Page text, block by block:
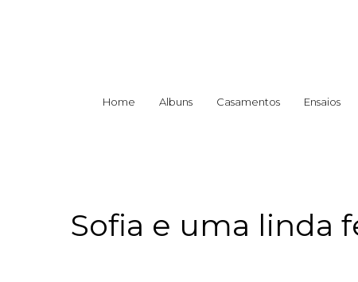
Home Albuns Casamentos Ensaios
Sofia e uma linda